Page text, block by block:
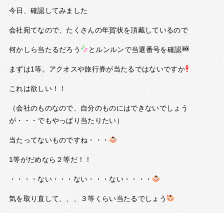
今日、確認してみました
会社宛てなので、たくさんの年賀状を頂戴しているので
何かしら当たるだろう とルンルンで当選番号を確認
まずは1等。アクオスや旅行券が当たるではないですか
これは欲しい！！
（会社のものなので、自分のものにはできないでしょう
が・・・でもやっぱり当たりたい）
当たってないものですね・・・
1等がだめなら２等だ！！
・・・・ない・・・ない・・・ない・・・・
気を取り直して、、、３等くらい当たるでしょう